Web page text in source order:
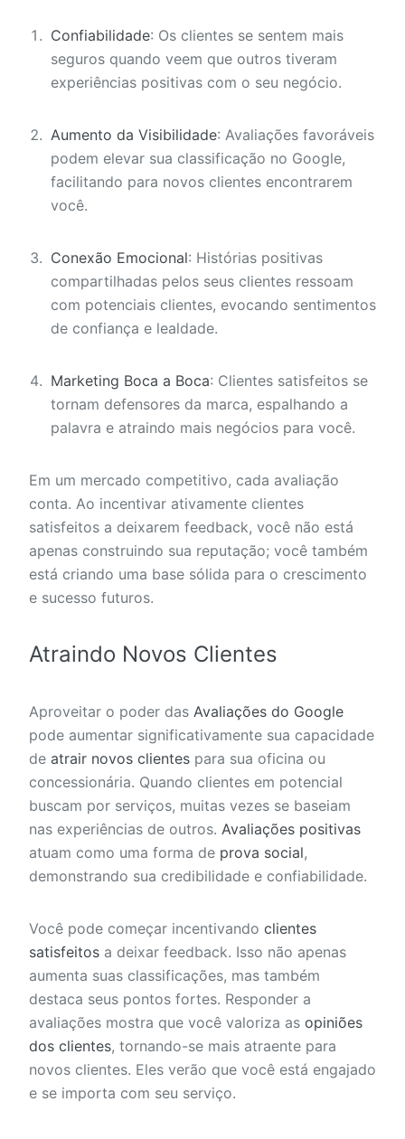
Confiabilidade: Os clientes se sentem mais
seguros quando veem que outros tiveram
experiências positivas com o seu negócio.
Aumento da Visibilidade: Avaliações favoráveis
podem elevar sua classificação no Google,
facilitando para novos clientes encontrarem
você.
Conexão Emocional: Histórias positivas
compartilhadas pelos seus clientes ressoam
com potenciais clientes, evocando sentimentos
de confiança e lealdade.
Marketing Boca a Boca: Clientes satisfeitos se
tornam defensores da marca, espalhando a
palavra e atraindo mais negócios para você.
Em um mercado competitivo, cada avaliação
conta. Ao incentivar ativamente clientes
satisfeitos a deixarem feedback, você não está
apenas construindo sua reputação; você também
está criando uma base sólida para o crescimento
e sucesso futuros.
Atraindo Novos Clientes
Aproveitar o poder das Avaliações do Google
pode aumentar significativamente sua capacidade
de atrair novos clientes para sua oficina ou
concessionária. Quando clientes em potencial
buscam por serviços, muitas vezes se baseiam
nas experiências de outros. Avaliações positivas
atuam como uma forma de prova social,
demonstrando sua credibilidade e confiabilidade.
Você pode começar incentivando clientes
satisfeitos a deixar feedback. Isso não apenas
aumenta suas classificações, mas também
destaca seus pontos fortes. Responder a
avaliações mostra que você valoriza as opiniões
dos clientes, tornando-se mais atraente para
novos clientes. Eles verão que você está engajado
e se importa com seu serviço.